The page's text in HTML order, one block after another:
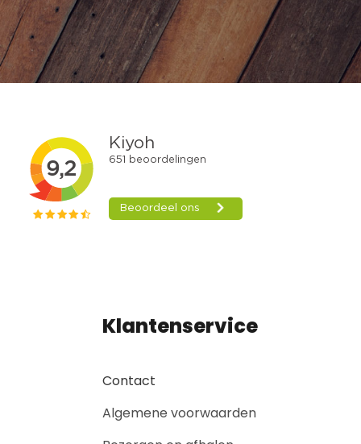
Klantenservice
Contact
Algemene voorwaarden